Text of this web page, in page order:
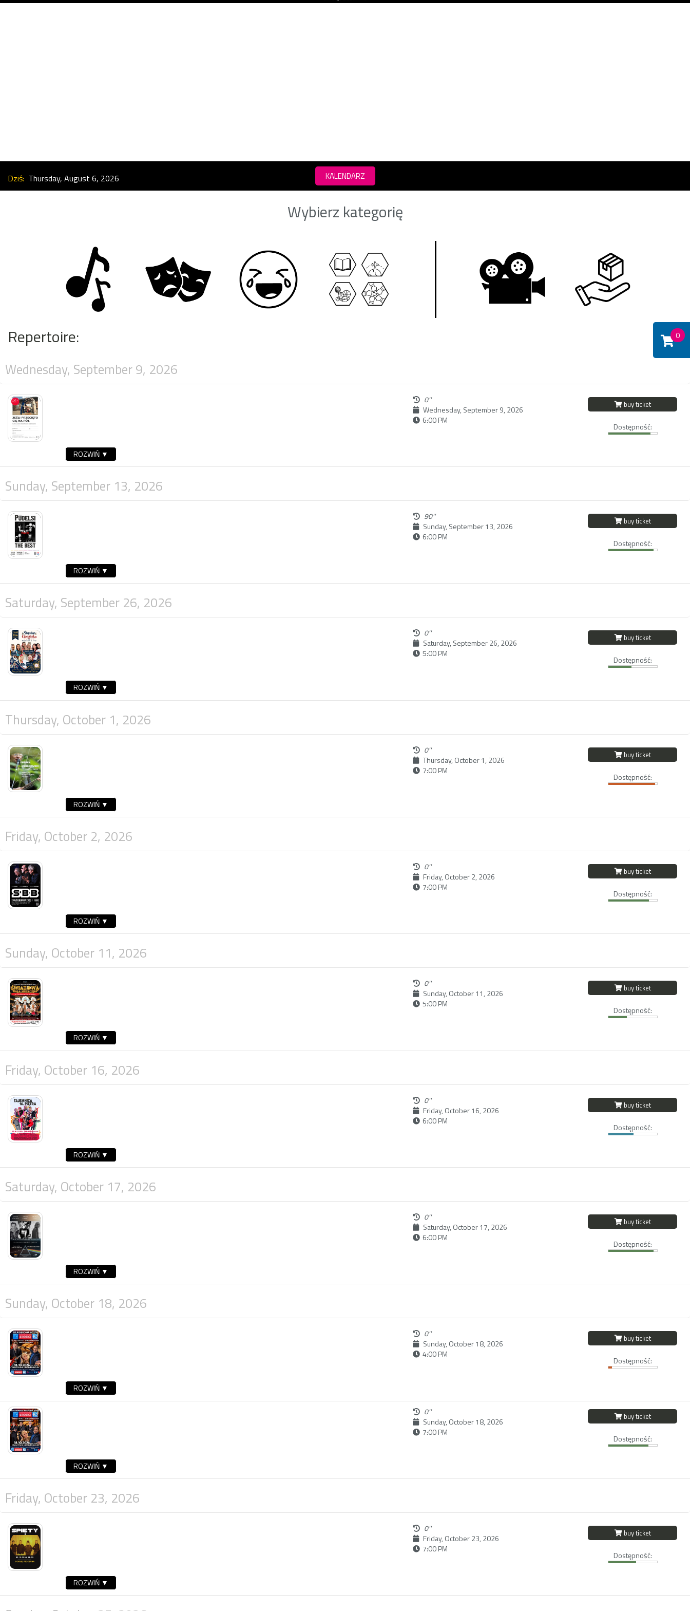
0
Dziś: Thursday, August 6, 2026 KALENDARZ
Wybierz kategorię
Repertoire:
Wednesday, September 9, 2026
ROZWIŃ ▼
0''
Wednesday, September 9, 2026
6:00 PM
buy ticket
Dostępność:
Sunday, September 13, 2026
ROZWIŃ ▼
90''
Sunday, September 13, 2026
6:00 PM
buy ticket
Dostępność:
Saturday, September 26, 2026
ROZWIŃ ▼
0''
Saturday, September 26, 2026
5:00 PM
buy ticket
Dostępność:
Thursday, October 1, 2026
ROZWIŃ ▼
0''
Thursday, October 1, 2026
7:00 PM
buy ticket
Dostępność:
Friday, October 2, 2026
ROZWIŃ ▼
0''
Friday, October 2, 2026
7:00 PM
buy ticket
Dostępność:
Sunday, October 11, 2026
ROZWIŃ ▼
0''
Sunday, October 11, 2026
5:00 PM
buy ticket
Dostępność:
Friday, October 16, 2026
ROZWIŃ ▼
0''
Friday, October 16, 2026
6:00 PM
buy ticket
Dostępność:
Saturday, October 17, 2026
ROZWIŃ ▼
0''
Saturday, October 17, 2026
6:00 PM
buy ticket
Dostępność:
Sunday, October 18, 2026
ROZWIŃ ▼
0''
Sunday, October 18, 2026
4:00 PM
buy ticket
Dostępność:
ROZWIŃ ▼
0''
Sunday, October 18, 2026
7:00 PM
buy ticket
Dostępność:
Friday, October 23, 2026
ROZWIŃ ▼
0''
Friday, October 23, 2026
7:00 PM
buy ticket
Dostępność: